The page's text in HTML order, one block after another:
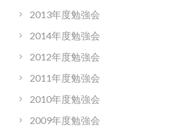
2013年度勉強会
2014年度勉強会
2012年度勉強会
2011年度勉強会
2010年度勉強会
2009年度勉強会